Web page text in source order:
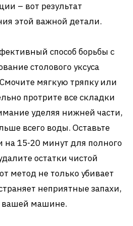
– вот результат
этой важной детали.
способ борьбы с
столового уксуса
мягкую тряпку или
протрите все складки
уделяя нижней части,
всего воды. Оставьте
на 15-20 минут для полного
остатки чистой
метод не только убивает
неприятные запахи,
вашей машине.